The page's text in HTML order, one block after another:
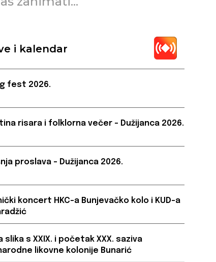
i kalendar
fest 2026.
risara i folklorna večer – Dužijanca 2026.
proslava – Dužijanca 2026.
koncert HKC-a Bunjevačko kolo i KUD-a
slika s XXIX. i početak XXX. saziva
likovne kolonije Bunarić